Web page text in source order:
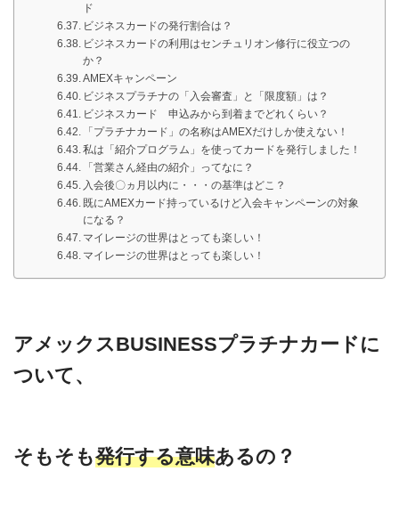
ド
ビジネスカードの発行割合は？
ビジネスカードの利用はセンチュリオン修行に役立つの
か？
AMEXキャンペーン
ビジネスプラチナの「入会審査」と「限度額」は？
ビジネスカード 申込みから到着までどれくらい？
「プラチナカード」の名称はAMEXだけしか使えない！
私は「紹介プログラム」を使ってカードを発行しました！
「営業さん経由の紹介」ってなに？
入会後〇ヵ月以内に・・・の基準はどこ？
既にAMEXカード持っているけど入会キャンペーンの対象
になる？
マイレージの世界はとっても楽しい！
マイレージの世界はとっても楽しい！
アメックスBUSINESSプラチナカードに
ついて、
そもそも発行する意味あるの？